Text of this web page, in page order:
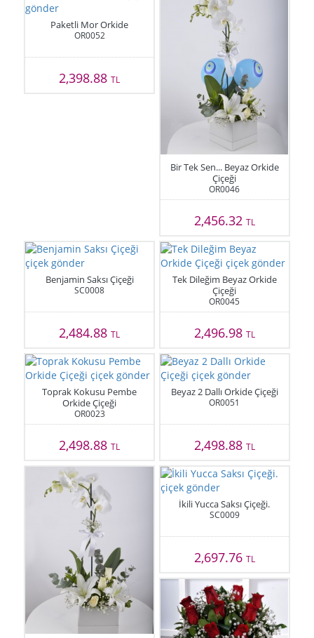
Paketli Mor Orkide
OR0052
2,398.88TL
Bir Tek Sen... Beyaz Orkide
Çiçeği
OR0046
2,456.32 TL
Benjamin Saksı Çiçeği
SC0008
2,484.88TL
Tek Dileğim Beyaz Orkide
Çiçeği
OR0045
2,496.98 TL
Toprak Kokusu Pembe
Orkide Çiçeği
OR0023
2,498.88TL
Beyaz 2 Dallı Orkide Çiçeği
OR0051
2,498.88 TL
İkili Yucca Saksı Çiçeği.
SC0009
2,697.76 TL